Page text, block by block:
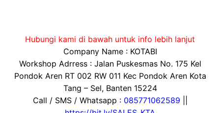
Hubungi kami di bawah untuk info lebih lanjut
Company Name : KOTABI
Workshop Adrress : Jalan Puskesmas No. 175 Kel
Pondok Aren RT 002 RW 011 Kec Pondok Aren Kota
Tang – Sel, Banten 15224
Call / SMS / Whatsapp : 085771062589